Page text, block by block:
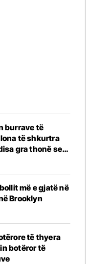
burrave të
të shkurtra
gra thonë se
nga qimet e
më e gjatë në
Brooklyn
të thyera
botëror të